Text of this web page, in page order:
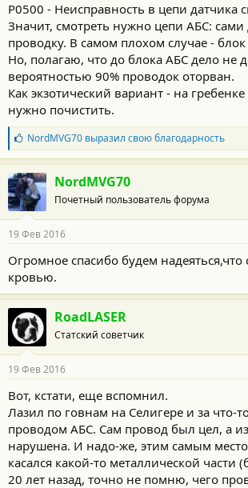
P0500 - Неисправность в цепи датчика
Значит, смотреть нужно цепи АБС: сами
проводку. В самом плохом случае -
Но, полагаю, что до блока АБС дело не
вероятностью 90% проводок оторван.
Как экзотический вариант - на
нужно почистить.
Б
л
а
г
о
д
а
н
с
т
и
:
NordMVG70выразил свою благодарность
NordMVG70
Почетный пользователь форума
19 Фев 2016
Огромное спасибо будем
кровью.
RoadLASER
Статский советчик
19 Фев 2016
Вот, кстати, еще вспомнил.
Лазил по говнам на Селигере и за что-
проводом АБС. Сам провод был цел, а
нарушена. И надо-же, этим самым
касался какой-то металлической части
20 лет назад, точно не помню, чего